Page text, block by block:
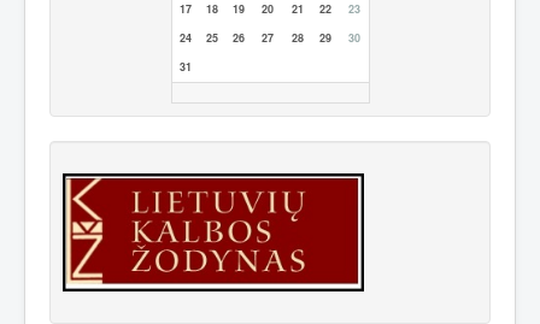
17
18 19 20 21 22
23
24
25 26 27 28 29
30
31